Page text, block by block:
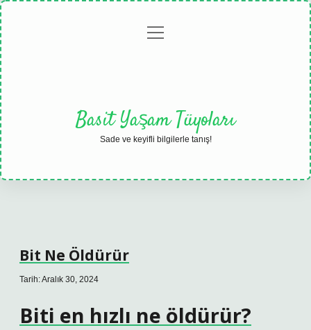
Gizlilikmenüyü
Basit Yaşam Tüyoları
Sade ve keyifli bilgilerle tanış!
Bit Ne Öldürür
Tarih: Aralık 30, 2024
Biti en hızlı ne öldürür?